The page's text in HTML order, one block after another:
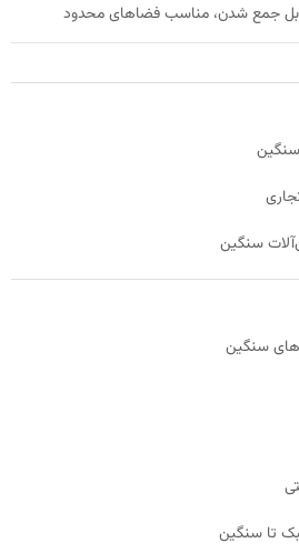
جمع شدن، مناسب فضاهای محدود
سنگین
سنگین
تا سنگین